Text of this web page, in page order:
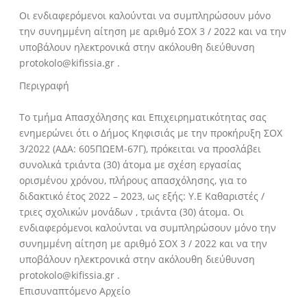
Οι ενδιαφερόμενοι καλούνται να συμπληρώσουν μόνο
την συνημμένη αίτηση με αριθμό ΣΟΧ 3 / 2022 και να την
υποβάλουν ηλεκτρονικά στην ακόλουθη διεύθυνση
protokolo@kifissia.gr .
Περιγραφή
Tο τμήμα Απασχόλησης και Επιχειρηματικότητας σας
ενημερώνει ότι ο Δήμος Κηφισιάς με την προκήρυξη ΣΟΧ
3/2022 (ΑΔΑ: 605ΠΩΕΜ-67Γ), πρόκειται να προσλάβει
συνολικά τριάντα (30) άτομα με σχέση εργασίας
ορισμένου χρόνου, πλήρους απασχόλησης, για το
διδακτικό έτος 2022 – 2023, ως εξής: Υ.Ε Καθαριστές /
τριες σχολικών μονάδων , τριάντα (30) άτομα. Οι
ενδιαφερόμενοι καλούνται να συμπληρώσουν μόνο την
συνημμένη αίτηση με αριθμό ΣΟΧ 3 / 2022 και να την
υποβάλουν ηλεκτρονικά στην ακόλουθη διεύθυνση
protokolo@kifissia.gr .
Επισυναπτόμενο Αρχείο